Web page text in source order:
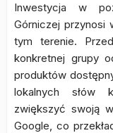
Inwestycja w
Górniczej przynosi
tym terenie.
konkretnej grupy
produktów
lokalnych słów
zwiększyć swoją
Google, co